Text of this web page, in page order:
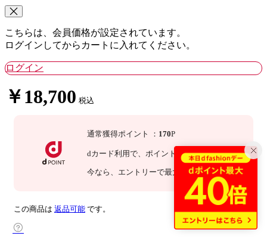
こちらは、会員価格が設定されています。
ログインしてからカートに入れてください。
ログイン
￥18,700 税込
通常獲得ポイント ： 170P
dカード利用で、 ポイント 倍 ：510P
今なら 、エントリーで最大 25 倍！詳細
この商品は 返品可能 です。